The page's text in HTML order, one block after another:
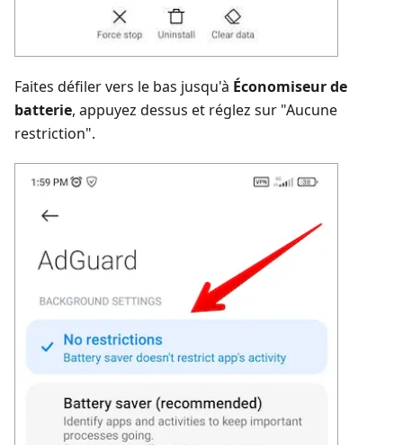
Faites défiler vers le bas jusqu'à Économiseur de
batterie, appuyez dessus et réglez sur "Aucune
restriction".